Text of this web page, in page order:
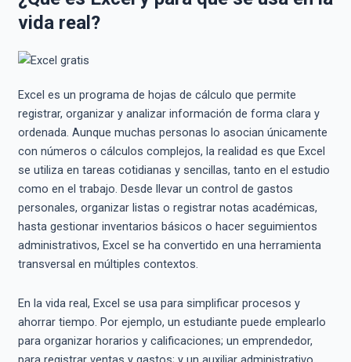
vida real?
Excel es un programa de hojas de cálculo que permite
registrar, organizar y analizar información de forma clara y
ordenada. Aunque muchas personas lo asocian únicamente
con números o cálculos complejos, la realidad es que Excel
se utiliza en tareas cotidianas y sencillas, tanto en el estudio
como en el trabajo. Desde llevar un control de gastos
personales, organizar listas o registrar notas académicas,
hasta gestionar inventarios básicos o hacer seguimientos
administrativos, Excel se ha convertido en una herramienta
transversal en múltiples contextos.
En la vida real, Excel se usa para simplificar procesos y
ahorrar tiempo. Por ejemplo, un estudiante puede emplearlo
para organizar horarios y calificaciones; un emprendedor,